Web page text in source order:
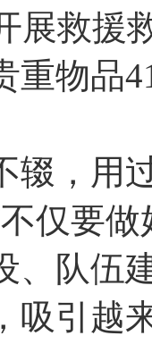
展救援
重物品
，用过
要做
、队伍
吸引越